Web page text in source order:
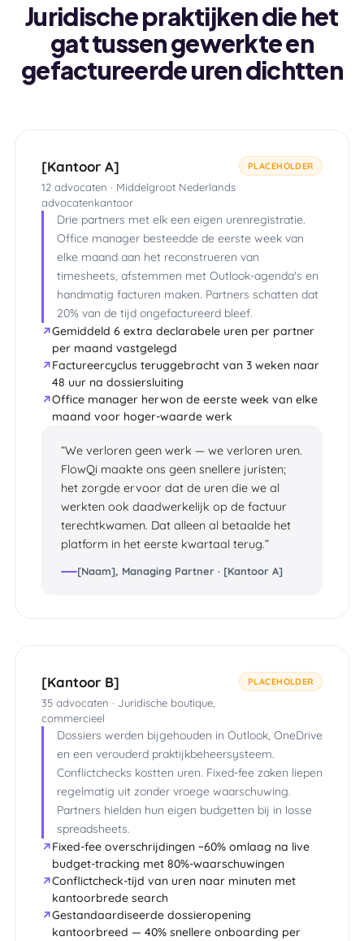
Juridische praktijken die het
gat tussen gewerkte en
gefactureerde uren dichtten
[Kantoor A]
12 advocaten · Middelgroot Nederlands
advocatenkantoor
PLACEHOLDER
Drie partners met elk een eigen urenregistratie.
Office manager besteedde de eerste week van
elke maand aan het reconstrueren van
timesheets, afstemmen met Outlook-agenda's en
handmatig facturen maken. Partners schatten dat
20% van de tijd ongefactureerd bleef.
Gemiddeld 6 extra declarabele uren per partner
per maand vastgelegd
Factureercyclus teruggebracht van 3 weken naar
48 uur na dossiersluiting
Office manager herwon de eerste week van elke
maand voor hoger-waarde werk
We verloren geen werk — we verloren uren.
FlowQi maakte ons geen snellere juristen;
het zorgde ervoor dat de uren die we al
werkten ook daadwerkelijk op de factuur
terechtkwamen. Dat alleen al betaalde het
platform in het eerste kwartaal terug.
[Naam], Managing Partner · [Kantoor A]
[Kantoor B]
35 advocaten · Juridische boutique,
commercieel
PLACEHOLDER
Dossiers werden bijgehouden in Outlook, OneDrive
en een verouderd praktijkbeheersysteem.
Conflictchecks kostten uren. Fixed-fee zaken liepen
regelmatig uit zonder vroege waarschuwing.
Partners hielden hun eigen budgetten bij in losse
spreadsheets.
Fixed-fee overschrijdingen ~60% omlaag na live
budget-tracking met 80%-waarschuwingen
Conflictcheck-tijd van uren naar minuten met
kantoorbrede search
Gestandaardiseerde dossieropening
kantoorbreed — 40% snellere onboarding per